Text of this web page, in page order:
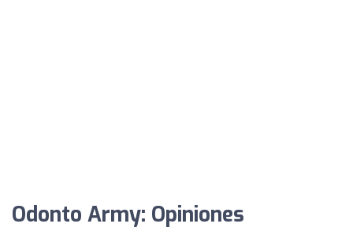
Odonto Army: Opiniones